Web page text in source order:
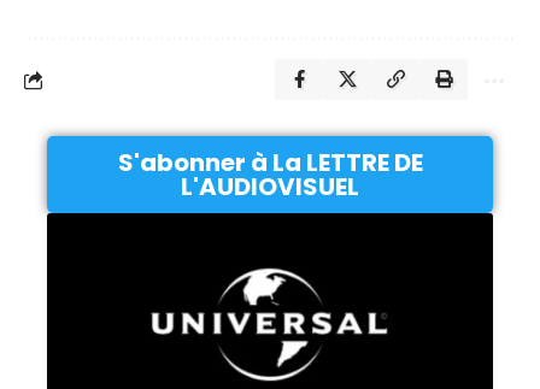
S'abonner à La LETTRE DE
L'AUDIOVISUEL